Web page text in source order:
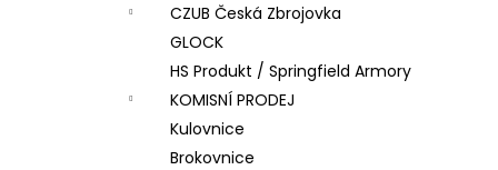
CZUB Česká Zbrojovka
GLOCK
HS Produkt / Springfield Armory
KOMISNÍ PRODEJ
Kulovnice
Brokovnice
DÁRKOVÝ POUKAZ (DO POZNÁMKY
NAPSAT JMÉNO OBDAROVANÉHO)
500 Kč